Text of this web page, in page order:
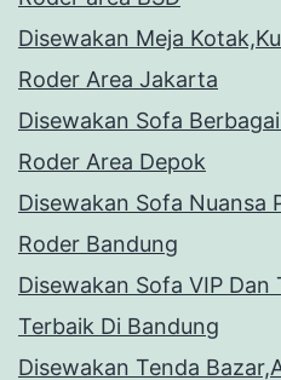
Disewakan Meja
Roder Area Jakarta
Disewakan Sofa
Roder Area Depok
Disewakan Sofa Nuansa
Roder Bandung
Disewakan Sofa VIP Dan
Terbaik Di Bandung
Disewakan Tenda